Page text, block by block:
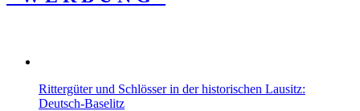
Rittergüter und Schlösser in der historischen Lausitz:
Deutsch-Baselitz